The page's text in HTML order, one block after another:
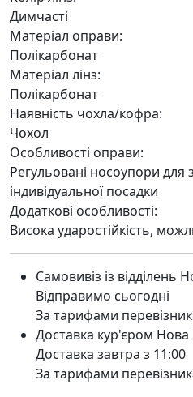
Димчасті
Матеріал оправи:
Полікарбонат
Матеріал лінз:
Полікарбонат
Наявність чохла/кофра:
Чохол
Особливості оправи:
Регульовані носоупори для
індивідуальної посадки
Додаткові особливості:
Висока ударостійкість,
Самовивіз із відділень
Відправимо сьогодні
За тарифами
Доставка кур'єром
Доставка завтра з 11:00
За тарифами